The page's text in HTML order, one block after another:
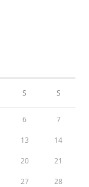
S S
6 7
13 14
20 21
27 28